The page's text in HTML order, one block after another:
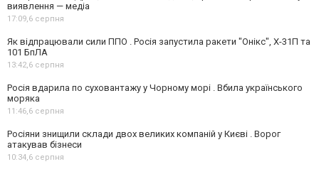
виявлення — медіа
17:09,6 серпня
Як відпрацювали сили ППО . Росія запустила ракети "Онікс", Х-31П та
101 БпЛА
13:42,6 серпня
Росія вдарила по суховантажу у Чорному морі . Вбила українського
моряка
11:46,6 серпня
Росіяни знищили склади двох великих компаній у Києві . Ворог
атакував бізнеси
10:34,6 серпня